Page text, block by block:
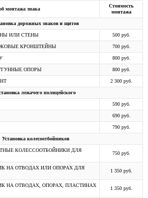
монтажа знака
Стоимость
монтажа
дорожных знаков и щитов
ИЛИ СТЕНЫ 500 руб.
КРОНШТЕЙНЫ 700 руб.
800 руб.
ОПОРЫ 800 руб.
2 300 руб.
лежачего полицейского
590 руб.
690 руб.
790 руб.
Установка колесоотбойников
КОЛЕССООТБОЙНИКИ ДЛЯ
750 руб.
НА ОТВОДАХ ИЛИ ОПОРАХ ДЛЯ
1 350 руб.
НА ОТВОДАХ, ОПОРАХ, ПЛАСТИНАХ
1 350 руб.